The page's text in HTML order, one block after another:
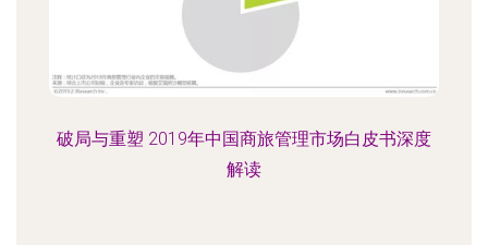
破局与重塑 2019年中国商旅管理市场白皮书深度
解读